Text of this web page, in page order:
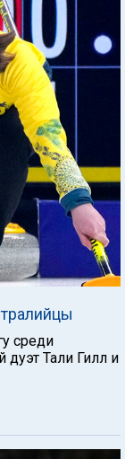
среди
Тали Гилл и